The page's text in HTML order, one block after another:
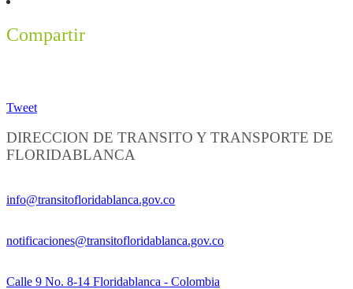
Compartir
Tweet
DIRECCION DE TRANSITO Y TRANSPORTE DE
FLORIDABLANCA
info@transitofloridablanca.gov.co
notificaciones@transitofloridablanca.gov.co
Calle 9 No. 8-14 Floridablanca - Colombia